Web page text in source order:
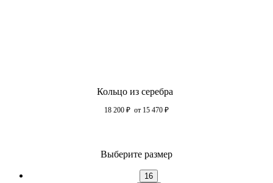
Кольцо из серебра
18 200 ₽ от 15 470 ₽
Выберите размер
16